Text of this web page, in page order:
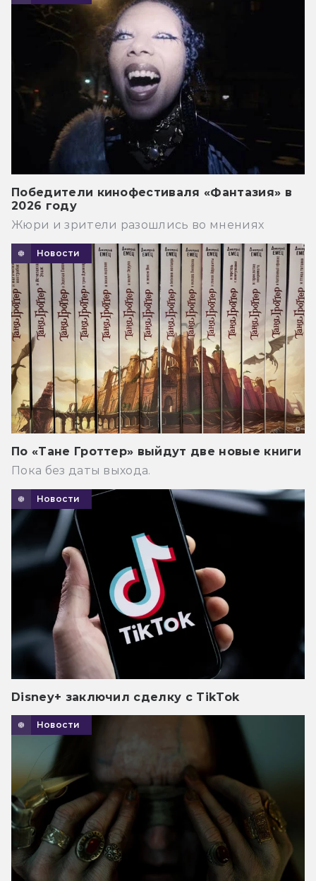
Победители кинофестиваля «Фантазия» в
2026 году
Жюри и зрители разошлись во мнениях
Новости
По «Тане Гроттер» выйдут две новые книги
Пока без даты выхода.
Новости
Disney+ заключил сделку с TikTok
Новости